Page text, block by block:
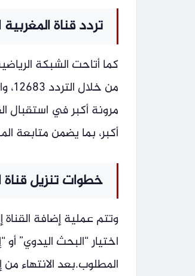
تردد قناة المغربية
مرونة أكبر في استقبال
أكبر، بما يضمن متابعة
خطوات تنزيل قناة المغربية
وتتم عملية إضافة
اختيار “البحث اليدوي”
المطلوب.بعد الانتهاء